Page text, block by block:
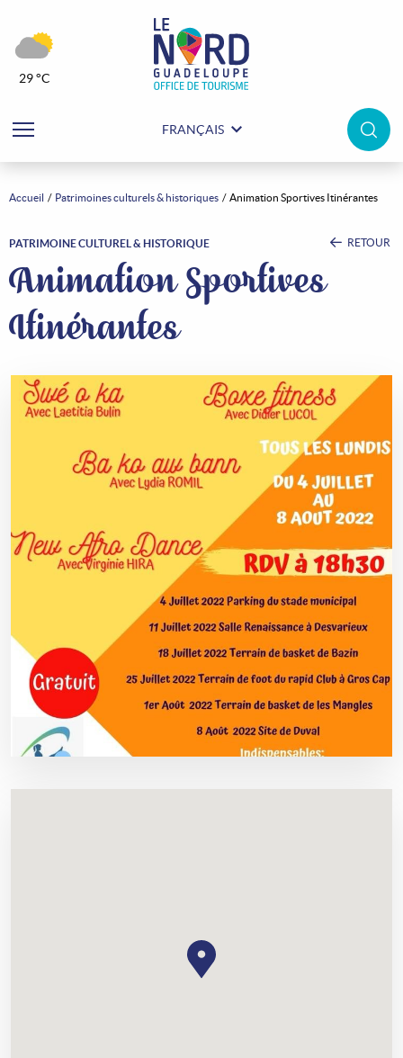
FRANÇAIS
29 °C
Accueil Patrimoines culturels & historiques Animation Sportives Itinérantes
PATRIMOINE CULTUREL & HISTORIQUE RETOUR
Animation Sportives
Itinérantes